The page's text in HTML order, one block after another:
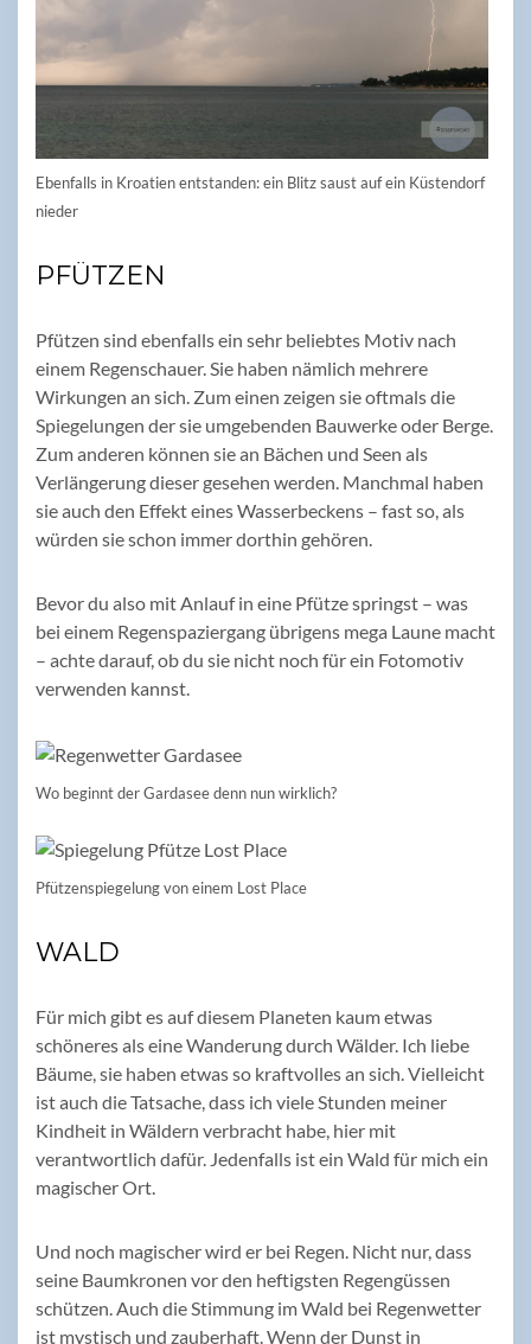
Ebenfalls in Kroatien entstanden: ein Blitz saust auf ein Küstendorf
nieder
PFÜTZEN
Pfützen sind ebenfalls ein sehr beliebtes Motiv nach
einem Regenschauer. Sie haben nämlich mehrere
Wirkungen an sich. Zum einen zeigen sie oftmals die
Spiegelungen der sie umgebenden Bauwerke oder Berge.
Zum anderen können sie an Bächen und Seen als
Verlängerung dieser gesehen werden. Manchmal haben
sie auch den Effekt eines Wasserbeckens – fast so, als
würden sie schon immer dorthin gehören.
Bevor du also mit Anlauf in eine Pfütze springst – was
bei einem Regenspaziergang übrigens mega Laune macht
– achte darauf, ob du sie nicht noch für ein Fotomotiv
verwenden kannst.
Wo beginnt der Gardasee denn nun wirklich?
Pfützenspiegelung von einem Lost Place
WALD
Für mich gibt es auf diesem Planeten kaum etwas
schöneres als eine Wanderung durch Wälder. Ich liebe
Bäume, sie haben etwas so kraftvolles an sich. Vielleicht
ist auch die Tatsache, dass ich viele Stunden meiner
Kindheit in Wäldern verbracht habe, hier mit
verantwortlich dafür. Jedenfalls ist ein Wald für mich ein
magischer Ort.
Und noch magischer wird er bei Regen. Nicht nur, dass
seine Baumkronen vor den heftigsten Regengüssen
schützen. Auch die Stimmung im Wald bei Regenwetter
ist mystisch und zauberhaft. Wenn der Dunst in